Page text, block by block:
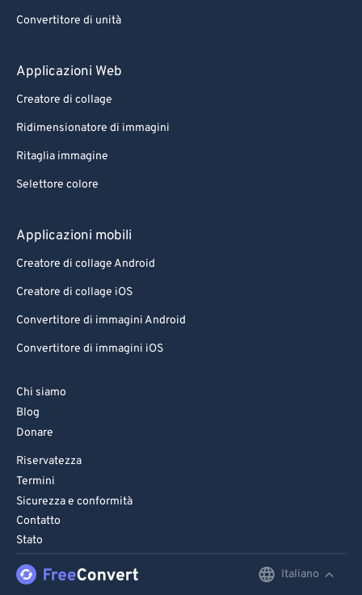
Convertitore di unità
Applicazioni Web
Creatore di collage
Ridimensionatore di immagini
Ritaglia immagine
Selettore colore
Applicazioni mobili
Creatore di collage Android
Creatore di collage iOS
Convertitore di immagini Android
Convertitore di immagini iOS
Chi siamo
Blog
Donare
Riservatezza
Termini
Sicurezza e conformità
Contatto
Stato
Italiano